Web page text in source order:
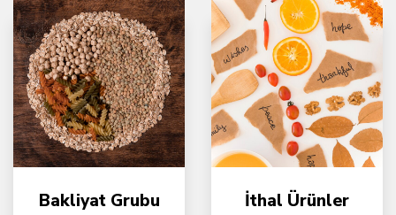
Bakliyat Grubu İthal Ürünler